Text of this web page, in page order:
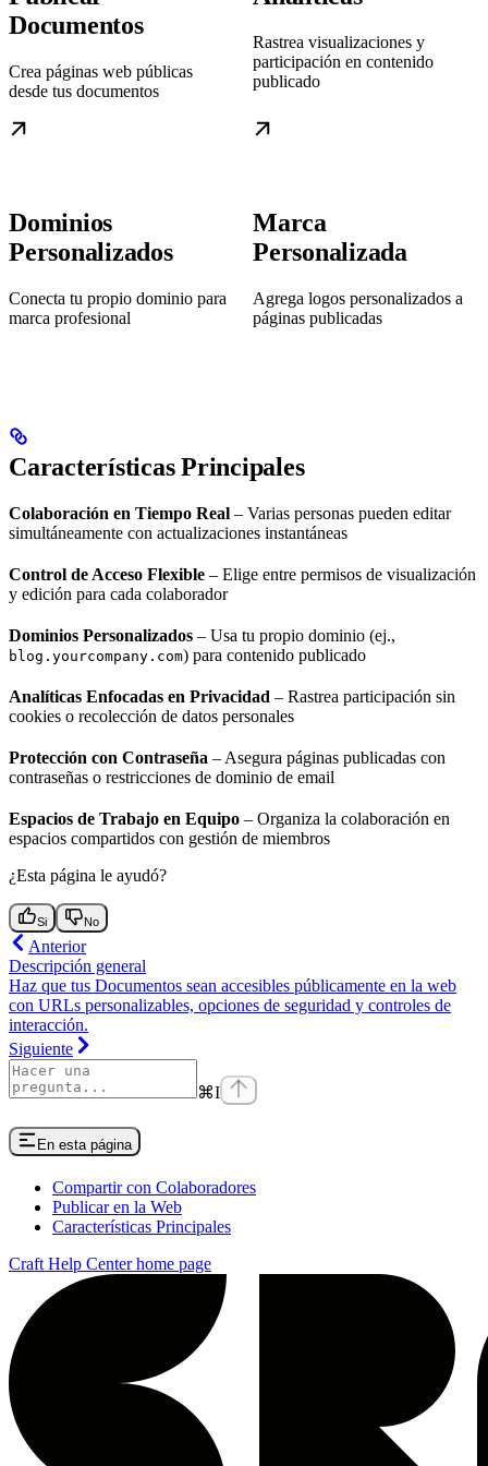
Documentos
Crea páginas web públicas
desde tus documentos
Rastrea visualizaciones y
participación en contenido
publicado
Dominios
Personalizados
Conecta tu propio dominio para
marca profesional
Marca
Personalizada
Agrega logos personalizados a
páginas publicadas
Características Principales
Colaboración en Tiempo Real – Varias personas pueden editar
simultáneamente con actualizaciones instantáneas
Control de Acceso Flexible – Elige entre permisos de visualización
y edición para cada colaborador
Dominios Personalizados – Usa tu propio dominio (ej.,
blog.yourcompany.com) para contenido publicado
Analíticas Enfocadas en Privacidad – Rastrea participación sin
cookies o recolección de datos personales
Protección con Contraseña – Asegura páginas publicadas con
contraseñas o restricciones de dominio de email
Espacios de Trabajo en Equipo – Organiza la colaboración en
espacios compartidos con gestión de miembros
¿Esta página le ayudó?
Si No
Anterior
Descripción general
Haz que tus Documentos sean accesibles públicamente en la web
con URLs personalizables, opciones de seguridad y controles de
interacción.
Siguiente
⌘I
En esta página
Compartir con Colaboradores
Publicar en la Web
Características Principales
Craft Help Centerhome page